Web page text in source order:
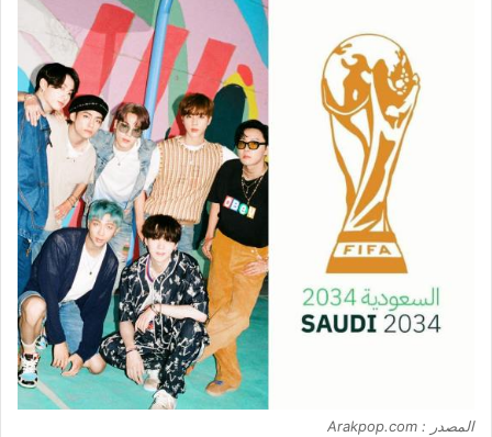
المصدر : Arakpop.com